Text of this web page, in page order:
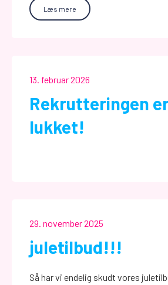
Læs mere
13. februar 2026
Rekrutteringen
lukket!
29. november 2025
juletilbud!!!
Så har vi endelig skudt vores